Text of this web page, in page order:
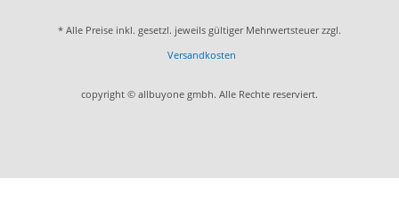
* Alle Preise inkl. gesetzl. jeweils gültiger Mehrwertsteuer zzgl.
Versandkosten
copyright © allbuyone gmbh. Alle Rechte reserviert.